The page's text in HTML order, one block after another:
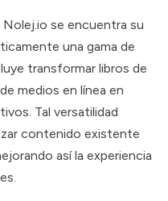
se encuentra su
una gama de
transformar libros de
medios en línea en
Tal versatilidad
contenido existente
así la experiencia